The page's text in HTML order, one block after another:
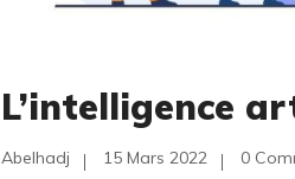
L’intelligence
Abelhadj 15 Mars 2022 0